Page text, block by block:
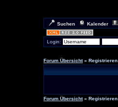
Suchen Kalender
Login:
Forum Übersicht» Registrieren
Forum Übersicht» Registrieren